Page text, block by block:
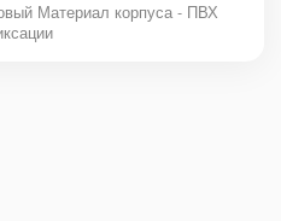
Материал корпуса - ПВХ